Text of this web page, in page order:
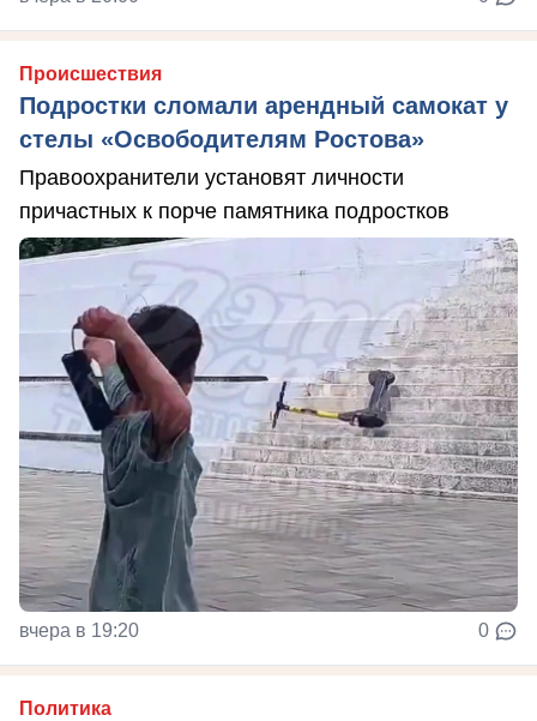
Происшествия
Подростки сломали арендный самокат у
стелы «Освободителям Ростова»
Правоохранители установят личности
причастных к порче памятника подростков
вчера в 19:20 0
Политика